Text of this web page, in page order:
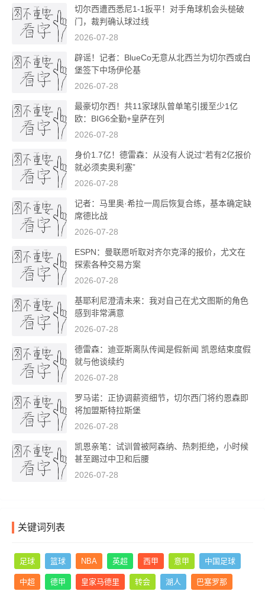
切尔西遭西悉尼1-1扳平！对手角球机会头槌破
门，裁判确认球过线
2026-07-28
辟谣！记者：BlueCo无意从北西兰为切尔西或白
堡签下中场伊伦基
2026-07-28
最豪切尔西！共11家球队曾单笔引援至少1亿
欧：BIG6全勤+皇萨在列
2026-07-28
身价1.7亿！德雷森：从没有人说过“若有2亿报价
就必须卖奥利塞”
2026-07-28
记者：马里奥·希拉一周后恢复合练，基本确定缺
席德比战
2026-07-28
ESPN：曼联愿听取对齐尔克泽的报价，尤文在
探索各种交易方案
2026-07-28
基耶利尼澄清未来：我对自己在尤文图斯的角色
感到非常满意
2026-07-28
德雷森：迪亚斯离队传闻是假新闻 凯恩结束度假
就与他谈续约
2026-07-28
罗马诺：正协调薪资细节，切尔西门将约恩森即
将加盟斯特拉斯堡
2026-07-28
凯恩亲笔：试训曾被阿森纳、热刺拒绝，小时候
甚至踢过中卫和后腰
2026-07-28
关键词列表
足球 篮球 NBA 英超 西甲 意甲 中国足球
中超 德甲 皇家马德里 转会 湖人 巴塞罗那